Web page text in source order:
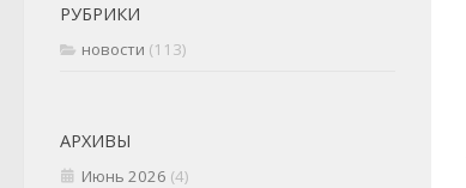
РУБРИКИ
новости (113)
АРХИВЫ
Июнь 2026 (4)